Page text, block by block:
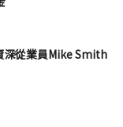
從業員Mike Smith